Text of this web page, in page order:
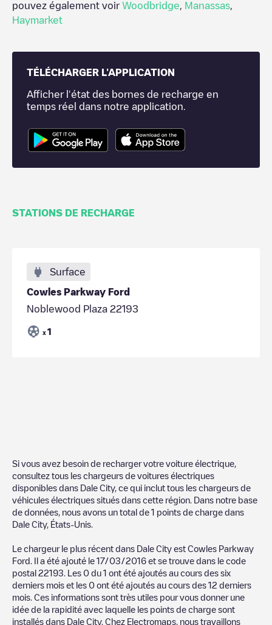
pouvez également voirWoodbridge Manassas
Haymarket
TÉLÉCHARGER L'APPLICATION
Afficher l'état des bornes de recharge en
temps réel dans notre application.
STATIONS DE RECHARGE
Surface
Cowles Parkway Ford
Noblewood Plaza 22193
x 1
Si vous avez besoin de recharger votre voiture électrique,
consultez tous les chargeurs de voitures électriques
disponibles dans Dale City, ce qui inclut tous les chargeurs de
véhicules électriques situés dans cette région. Dans notre base
de données, nous avons un total de 1 points de charge dans
Dale City, États-Unis
Le chargeur le plus récent dans Dale City est Cowles Parkway
Ford . Il a été ajouté le 17/03/2016 et se trouve dans le code
postal 22193 . Les 0 du 1 ont été ajoutés au cours des six
derniers mois et les 0 ont été ajoutés au cours des 12 derniers
mois. Ces informations sont très utiles pour vous donner une
idée de la rapidité avec laquelle les points de charge sont
installés dans Dale City. Chez Electromaps, nous travaillons